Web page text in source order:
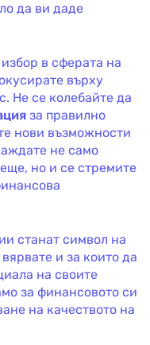
да ви даде
в сферата на
върху
Не се колебайте да
за правилно
нови възможности
не само
но и се стремите
станат символ на
и за които да
на своите
за финансовото си
на качеството на